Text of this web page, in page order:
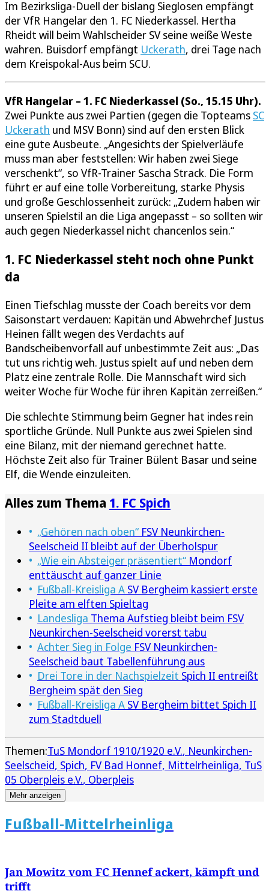
Im Bezirksliga-Duell der bislang Sieglosen empfängt
der VfR Hangelar den 1. FC Niederkassel. Hertha
Rheidt will beim Wahlscheider SV seine weiße Weste
wahren. Buisdorf empfängt Uckerath, drei Tage nach
dem Kreispokal-Aus beim SCU.
VfR Hangelar – 1. FC Niederkassel (So., 15.15 Uhr).
Zwei Punkte aus zwei Partien (gegen die Topteams SC
Uckerath und MSV Bonn) sind auf den ersten Blick
eine gute Ausbeute. „Angesichts der Spielverläufe
muss man aber feststellen: Wir haben zwei Siege
verschenkt“, so VfR-Trainer Sascha Strack. Die Form
führt er auf eine tolle Vorbereitung, starke Physis
und große Geschlossenheit zurück: „Zudem haben wir
unseren Spielstil an die Liga angepasst – so sollten wir
auch gegen Niederkassel nicht chancenlos sein.“
1. FC Niederkassel steht noch ohne Punkt
da
Einen Tiefschlag musste der Coach bereits vor dem
Saisonstart verdauen: Kapitän und Abwehrchef Justus
Heinen fällt wegen des Verdachts auf
Bandscheibenvorfall auf unbestimmte Zeit aus: „Das
tut uns richtig weh. Justus spielt auf und neben dem
Platz eine zentrale Rolle. Die Mannschaft wird sich
weiter Woche für Woche für ihren Kapitän zerreißen.“
Die schlechte Stimmung beim Gegner hat indes rein
sportliche Gründe. Null Punkte aus zwei Spielen sind
eine Bilanz, mit der niemand gerechnet hatte.
Höchste Zeit also für Trainer Bülent Basar und seine
Elf, die Wende einzuleiten.
Alles zum Thema 1. FC Spich
„Gehören nach oben“ FSV Neunkirchen-
Seelscheid II bleibt auf der Überholspur
„Wie ein Absteiger präsentiert“ Mondorf
enttäuscht auf ganzer Linie
Fußball-Kreisliga A SV Bergheim kassiert erste
Pleite am elften Spieltag
Landesliga Thema Aufstieg bleibt beim FSV
Neunkirchen-Seelscheid vorerst tabu
Achter Sieg in Folge FSV Neunkirchen-
Seelscheid baut Tabellenführung aus
Drei Tore in der Nachspielzeit Spich II entreißt
Bergheim spät den Sieg
Fußball-Kreisliga A SV Bergheim bittet Spich II
zum Stadtduell
Themen:TuS Mondorf 1910/1920 e.V. Neunkirchen-
Seelscheid Spich FV Bad Honnef Mittelrheinliga TuS
05 Oberpleis e.V. Oberpleis
Mehr anzeigen
Fußball-Mittelrheinliga
Jan Mowitz vom FC Hennef ackert, kämpft und
trifft